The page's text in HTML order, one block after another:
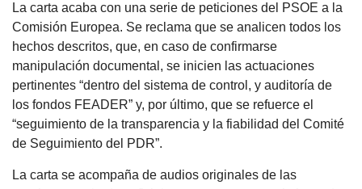
La carta acaba con una serie de peticiones del PSOE a la
Comisión Europea. Se reclama que se analicen todos los
hechos descritos, que, en caso de confirmarse
manipulación documental, se inicien las actuaciones
pertinentes “dentro del sistema de control, y auditoría de
los fondos FEADER” y, por último, que se refuerce el
“seguimiento de la transparencia y la fiabilidad del Comité
de Seguimiento del PDR”.
La carta se acompaña de audios originales de las